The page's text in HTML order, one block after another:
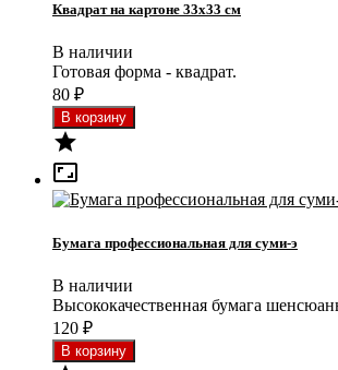
Квадрат на картоне 33x33 см
В наличии
Готовая форма - квадрат.
80 ₽


Бумага профессиональная для суми-э
В наличии
Высококачественная бумага
120 ₽